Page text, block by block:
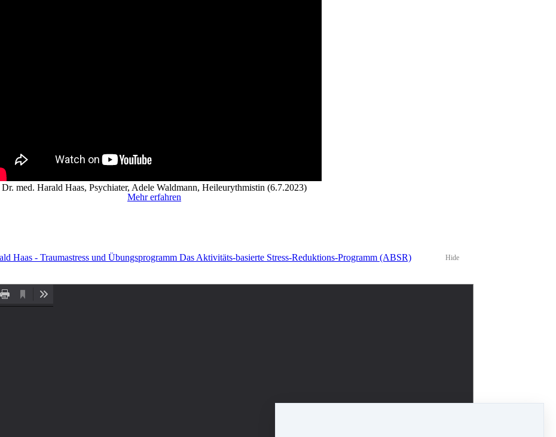
Dr. med. Harald Haas, Psychiater, Adele Waldmann, Heileurythmistin (6.7.2023)
Mehr erfahren
Haas - Traumastress und Übungsprogramm Das Aktivitäts-basierte Stress-Reduktions-Programm (ABSR)
Hide